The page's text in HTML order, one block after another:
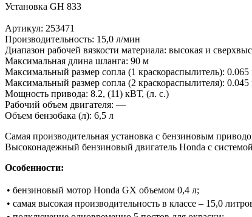
Установка GH 833
Артикул: 253471
Производительность: 15,0 л/мин
Диапазон рабочей вязкости материала: высокая и
Максимальная длина шланга: 90 м
Максимальный размер сопла (1 краскораспылитель):
Максимальный размер сопла (2 краскораспылителя):
Мощность привода: 8.2, (11) кВТ, (л. с.)
Рабочий объем двигателя: —
Объем бензобака (л): 6,5 л
Самая производительная установка с бензиновым
Высоконадежный бензиновый двигатель Honda с
Особенности:
• бензиновый мотор Honda GX объемом 0,4 л;
• самая высокая производительность в классе – 15,0